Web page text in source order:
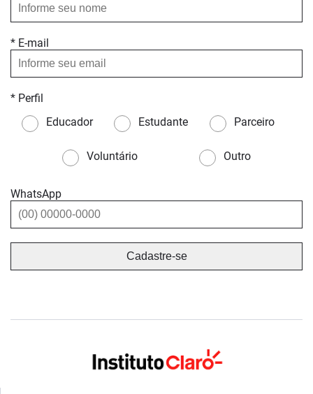
* E-mail
* Perfil
Educador
Estudante Parceiro
Voluntário Outro
WhatsApp